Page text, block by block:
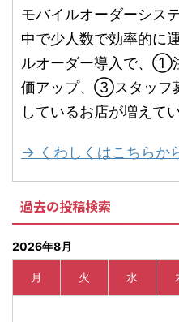
モバイルオーダーシス
中で少人数で効率的に
ルオーダー導入で、
価アップ、③スタッフ
しているお店が増えて
→ くわしくはこちらか
過去の投稿検索
2026年8月
月 火 水